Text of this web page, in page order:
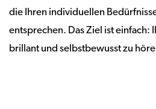
die Ihren individuellen
entsprechen. Das Ziel ist einfach:
brillant und selbstbewusst zu